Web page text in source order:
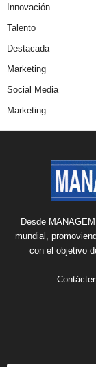
Innovación
Talento
Destacada
Marketing
Social Media
Marketing
Desde
mundial,
con el objetivo